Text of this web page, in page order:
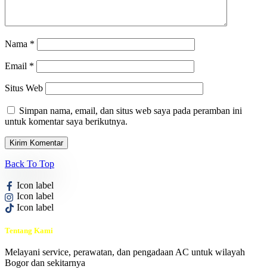
Nama *
Email *
Situs Web
Simpan nama, email, dan situs web saya pada peramban ini
untuk komentar saya berikutnya.
Back To Top
Icon label
Icon label
Icon label
Tentang Kami
Melayani service, perawatan, dan pengadaan AC untuk wilayah
Bogor dan sekitarnya